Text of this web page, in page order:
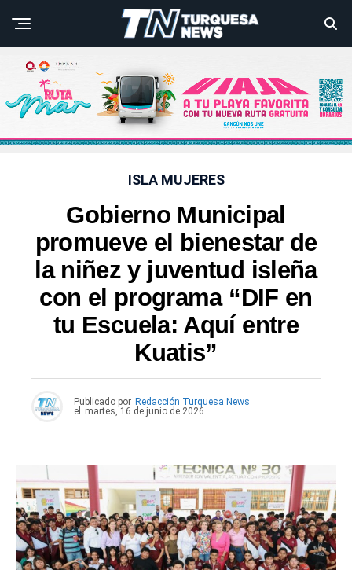
ISLA MUJERES
Gobierno Municipal
promueve el bienestar de
la niñez y juventud isleña
con el programa “DIF en
tu Escuela: Aquí entre
Kuatis”
Publicado por Redacción Turquesa News
el
martes, 16 de junio de 2026